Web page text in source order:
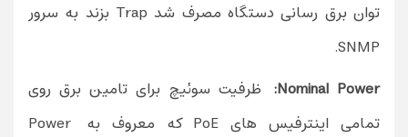
توان برق رسانی دستگاه مصرف شد Trap بزند به سرور
SNMP.
Nominal Power:
ظرفیت سوئیچ برای تامین برق روی
تمامی اینترفیس های PoE که معروف به Power